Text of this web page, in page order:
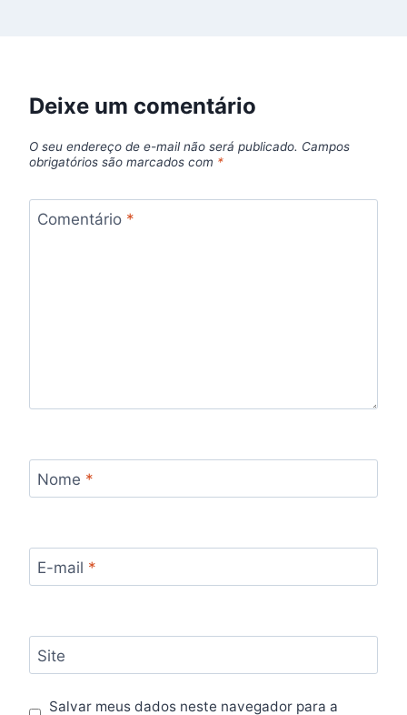
Deixe um comentário
O seu endereço de e-mail não será publicado. Campos
obrigatórios são marcados com *
Comentário *
Nome *
E-mail *
Site
Salvar meus dados neste navegador para a